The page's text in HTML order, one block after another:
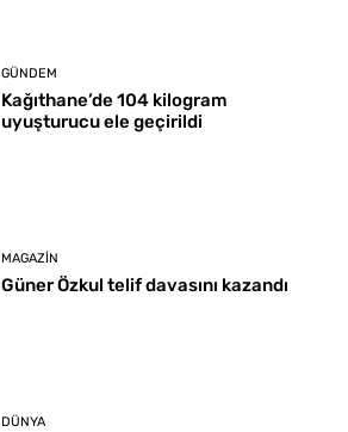
GÜNDEM
Kağıthane’de 104 kilogram
uyuşturucu ele geçirildi
MAGAZIN
Güner Özkul telif davasını kazandı
DÜNYA